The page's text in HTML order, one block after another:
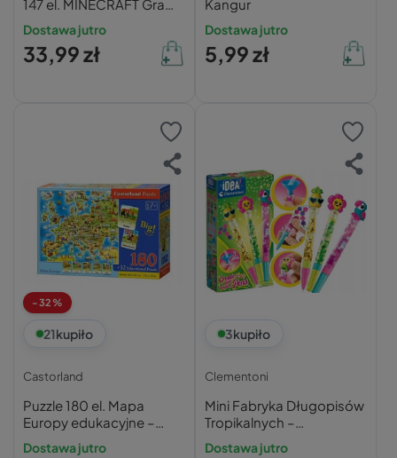
147 el. MINECRAFT Gra
Gaming 5+ Ravensburger
Dostawa jutro
33,99 zł
Kangur
Dostawa jutro
5,99 zł
-32%
21kupiło
Castorland
Puzzle 180 el. Mapa
Europy edukacyjne –
Castorland
Dostawa jutro
3kupiło
Clementoni
Mini Fabryka Długopisów
Tropikalnych –
Clementoni
Dostawa jutro